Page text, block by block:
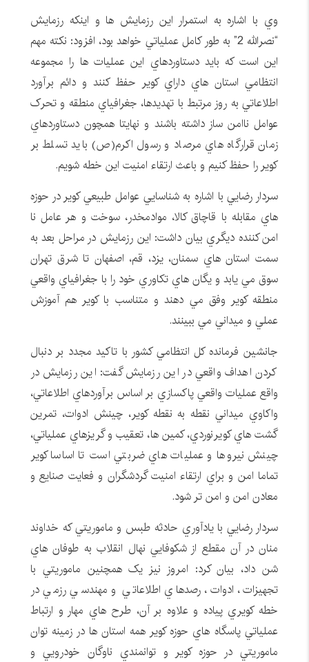
وي با اشاره به استمرار اين رزمايش ها و اينکه رزمايش
“نصرالله 2” به طور کامل عملياتي خواهد بود، افزود: نکته مهم
اين است که بايد دستاوردهاي اين عمليات ها را مجموعه
انتظامي استان هاي داراي کوير حفظ کنند و دائم برآورد
اطلاعاتي به روز مرتبط با تهديدها، جغرافياي منطقه و تحرک
عوامل ناامن ساز داشته باشند و نهايتا همچون دستاوردهاي
زمان قرارگاه هاي مرصاد و رسول اکرم(ص) بايد تسلط بر
کوير را حفظ کنيم و باعث ارتقاء امنيت اين خطه شويم.
سردار رضايي با اشاره به شناسايي عوامل طبيعي کوير در حوزه
هاي مقابله با قاچاق کالا، موادمخدر، سوخت و هر عامل نا
امن کننده ديگري بيان داشت: اين رزمايش در مراحل بعد به
سمت استان هاي سمنان، يزد، قم، اصفهان تا شرق تهران
سوق مي يابد و يگان هاي تکاوري خود را با جغرافياي واقعي
منطقه کوير وفق مي دهند و متناسب با کوير هم آموزش
عملي و ميداني مي ببينند.
جانشين فرمانده کل انتظامي کشور با تاکيد مجدد بر دنبال
کردن اهداف واقعي در اين رزمايش گفت: اين رزمايش در
واقع عمليات واقعي پاکسازي بر اساس برآوردهاي اطلاعاتي،
واکاوي ميداني نقطه به نقطه کوير، چينش ادوات، تمرين
گشت هاي کويرنوردي، کمين ها، تعقيب و گريزهاي عملياتي،
چينش نيروها و عمليات هاي ضربتي است تا اساسا کوير
تماما امن و براي ارتقاء امنيت گردشگران و فعايت صنايع و
معادن امن و امن تر شود.
سردار رضايي با يادآوري حادثه طبس و ماموريتي که خداوند
منان در آن مقطع از شکوفايي نهال انقلاب به طوفان هاي
شن داد، بيان کرد: امروز نيز يک همچنين ماموريتي با
تجهيزات، ادوات، رصدهاي اطلاعاتي و مهندسي رزمي در
خطه کويري پياده و علاوه بر آن، طرح هاي مهار و ارتباط
عملياتي پاسگاه هاي حوزه کوير همه استان ها در زمينه توان
ماموريتي در حوزه کوير و توانمندي ناوگان خودرويي و